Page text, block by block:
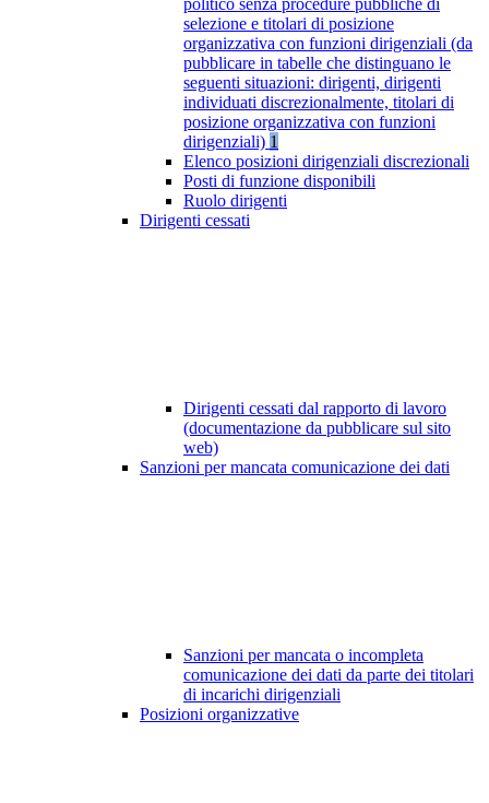
politico senza procedure pubbliche di
selezione e titolari di posizione
organizzativa con funzioni dirigenziali (da
pubblicare in tabelle che distinguano le
seguenti situazioni: dirigenti, dirigenti
individuati discrezionalmente, titolari di
posizione organizzativa con funzioni
dirigenziali) 1
Elenco posizioni dirigenziali discrezionali
Posti di funzione disponibili
Ruolo dirigenti
Dirigenti cessati
Dirigenti cessati dal rapporto di lavoro
(documentazione da pubblicare sul sito
web)
Sanzioni per mancata comunicazione dei dati
Sanzioni per mancata o incompleta
comunicazione dei dati da parte dei titolari
di incarichi dirigenziali
Posizioni organizzative